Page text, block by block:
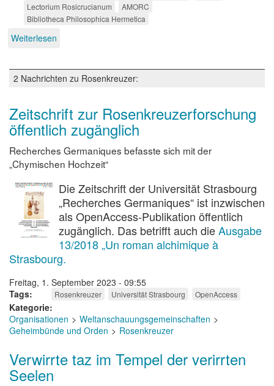
Lectorium Rosicrucianum
AMORC
Bibliotheca Philosophica Hermetica
Weiterlesen
Rosenkreuzer
2 Nachrichten zu Rosenkreuzer:
Zeitschrift zur Rosenkreuzerforschung
öffentlich zugänglich
Recherches Germaniques befasste sich mit der
„Chymischen Hochzeit“
Die Zeitschrift der Universität Strasbourg
„Recherches Germaniques“ ist inzwischen
als OpenAccess-Publikation öffentlich
zugänglich. Das betrifft auch dieAusgabe
13/2018 „Un roman alchimique à
Strasbourg.
Freitag, 1. September 2023 - 09:55
Tags
Rosenkreuzer Universität Strasbourg OpenAccess
Kategorie
Organisationen
Weltanschauungsgemeinschaften
Geheimbünde und Orden
Rosenkreuzer
Verwirrte taz im Tempel der verirrten
Seelen